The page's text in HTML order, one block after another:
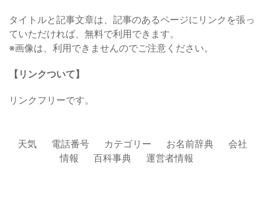
タイトルと記事文章は、記事のあるページにリンクを張っ
ていただければ、無料で利用できます。
※画像は、利用できませんのでご注意ください。
【リンクついて】
リンクフリーです。
天気 電話番号 カテゴリー お名前辞典
会社
情報
百科事典 運営者情報